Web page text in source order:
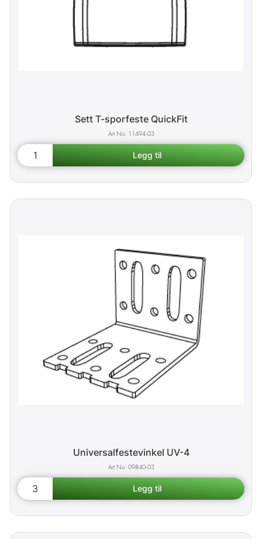
Sett T-sporfeste QuickFit
11494-03
Universalfestevinkel UV-4
09840-03